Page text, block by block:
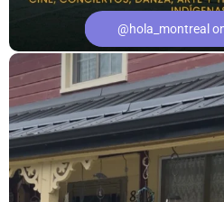
@hola_montreal